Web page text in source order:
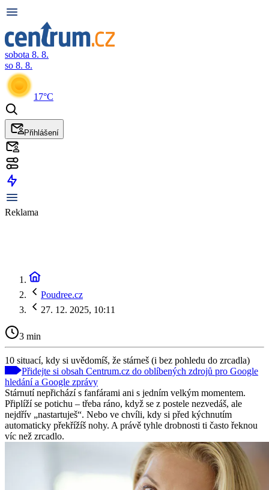
sobota 8. 8.
so 8. 8.
17°C
Přihlášení
Reklama
Poudree.cz
27. 12. 2025, 10:11
3 min
10 situací, kdy si uvědomíš, že stárneš (i bez pohledu do zrcadla)
Přidejte si obsah Centrum.cz do oblíbených zdrojů pro Google
hledání a Google zprávy
Stárnutí nepřichází s fanfárami ani s jedním velkým momentem.
Připlíží se potichu – třeba ráno, když se z postele nezvedáš, ale
nejdřív „nastartuješ“. Nebo ve chvíli, kdy si před kýchnutím
automaticky překřížíš nohy. A právě tyhle drobnosti ti často řeknou
víc než zrcadlo.